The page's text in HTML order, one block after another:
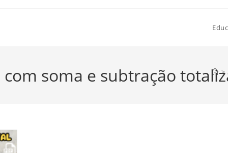
soma e subtração >